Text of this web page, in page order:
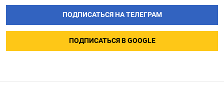
ПОДПИСАТЬСЯ НА ТЕЛЕГРАМ
ПОДПИСАТЬСЯ В GOOGLE